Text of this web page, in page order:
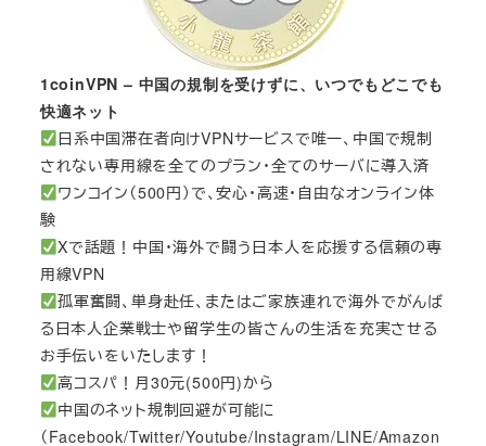
1coinVPN – 中国の規制を受けずに、いつでもどこでも
快適ネット
日系中国滞在者向けVPNサービスで唯一、中国で規制
されない専用線を全てのプラン・全てのサーバに導入済
ワンコイン（500円）で、安心・高速・自由なオンライン体
験
Xで話題！中国・海外で闘う日本人を応援する信頼の専
用線VPN
孤軍奮闘、単身赴任、またはご家族連れで海外でがんば
る日本人企業戦士や留学生の皆さんの生活を充実させる
お手伝いをいたします！
高コスパ！月30元(500円)から
中国のネット規制回避が可能に
（Facebook/Twitter/Youtube/Instagram/LINE/Amazon